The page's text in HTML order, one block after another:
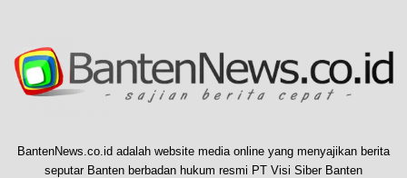
BantenNews.co.id adalah website media online yang menyajikan berita
seputar Banten berbadan hukum resmi PT Visi Siber Banten